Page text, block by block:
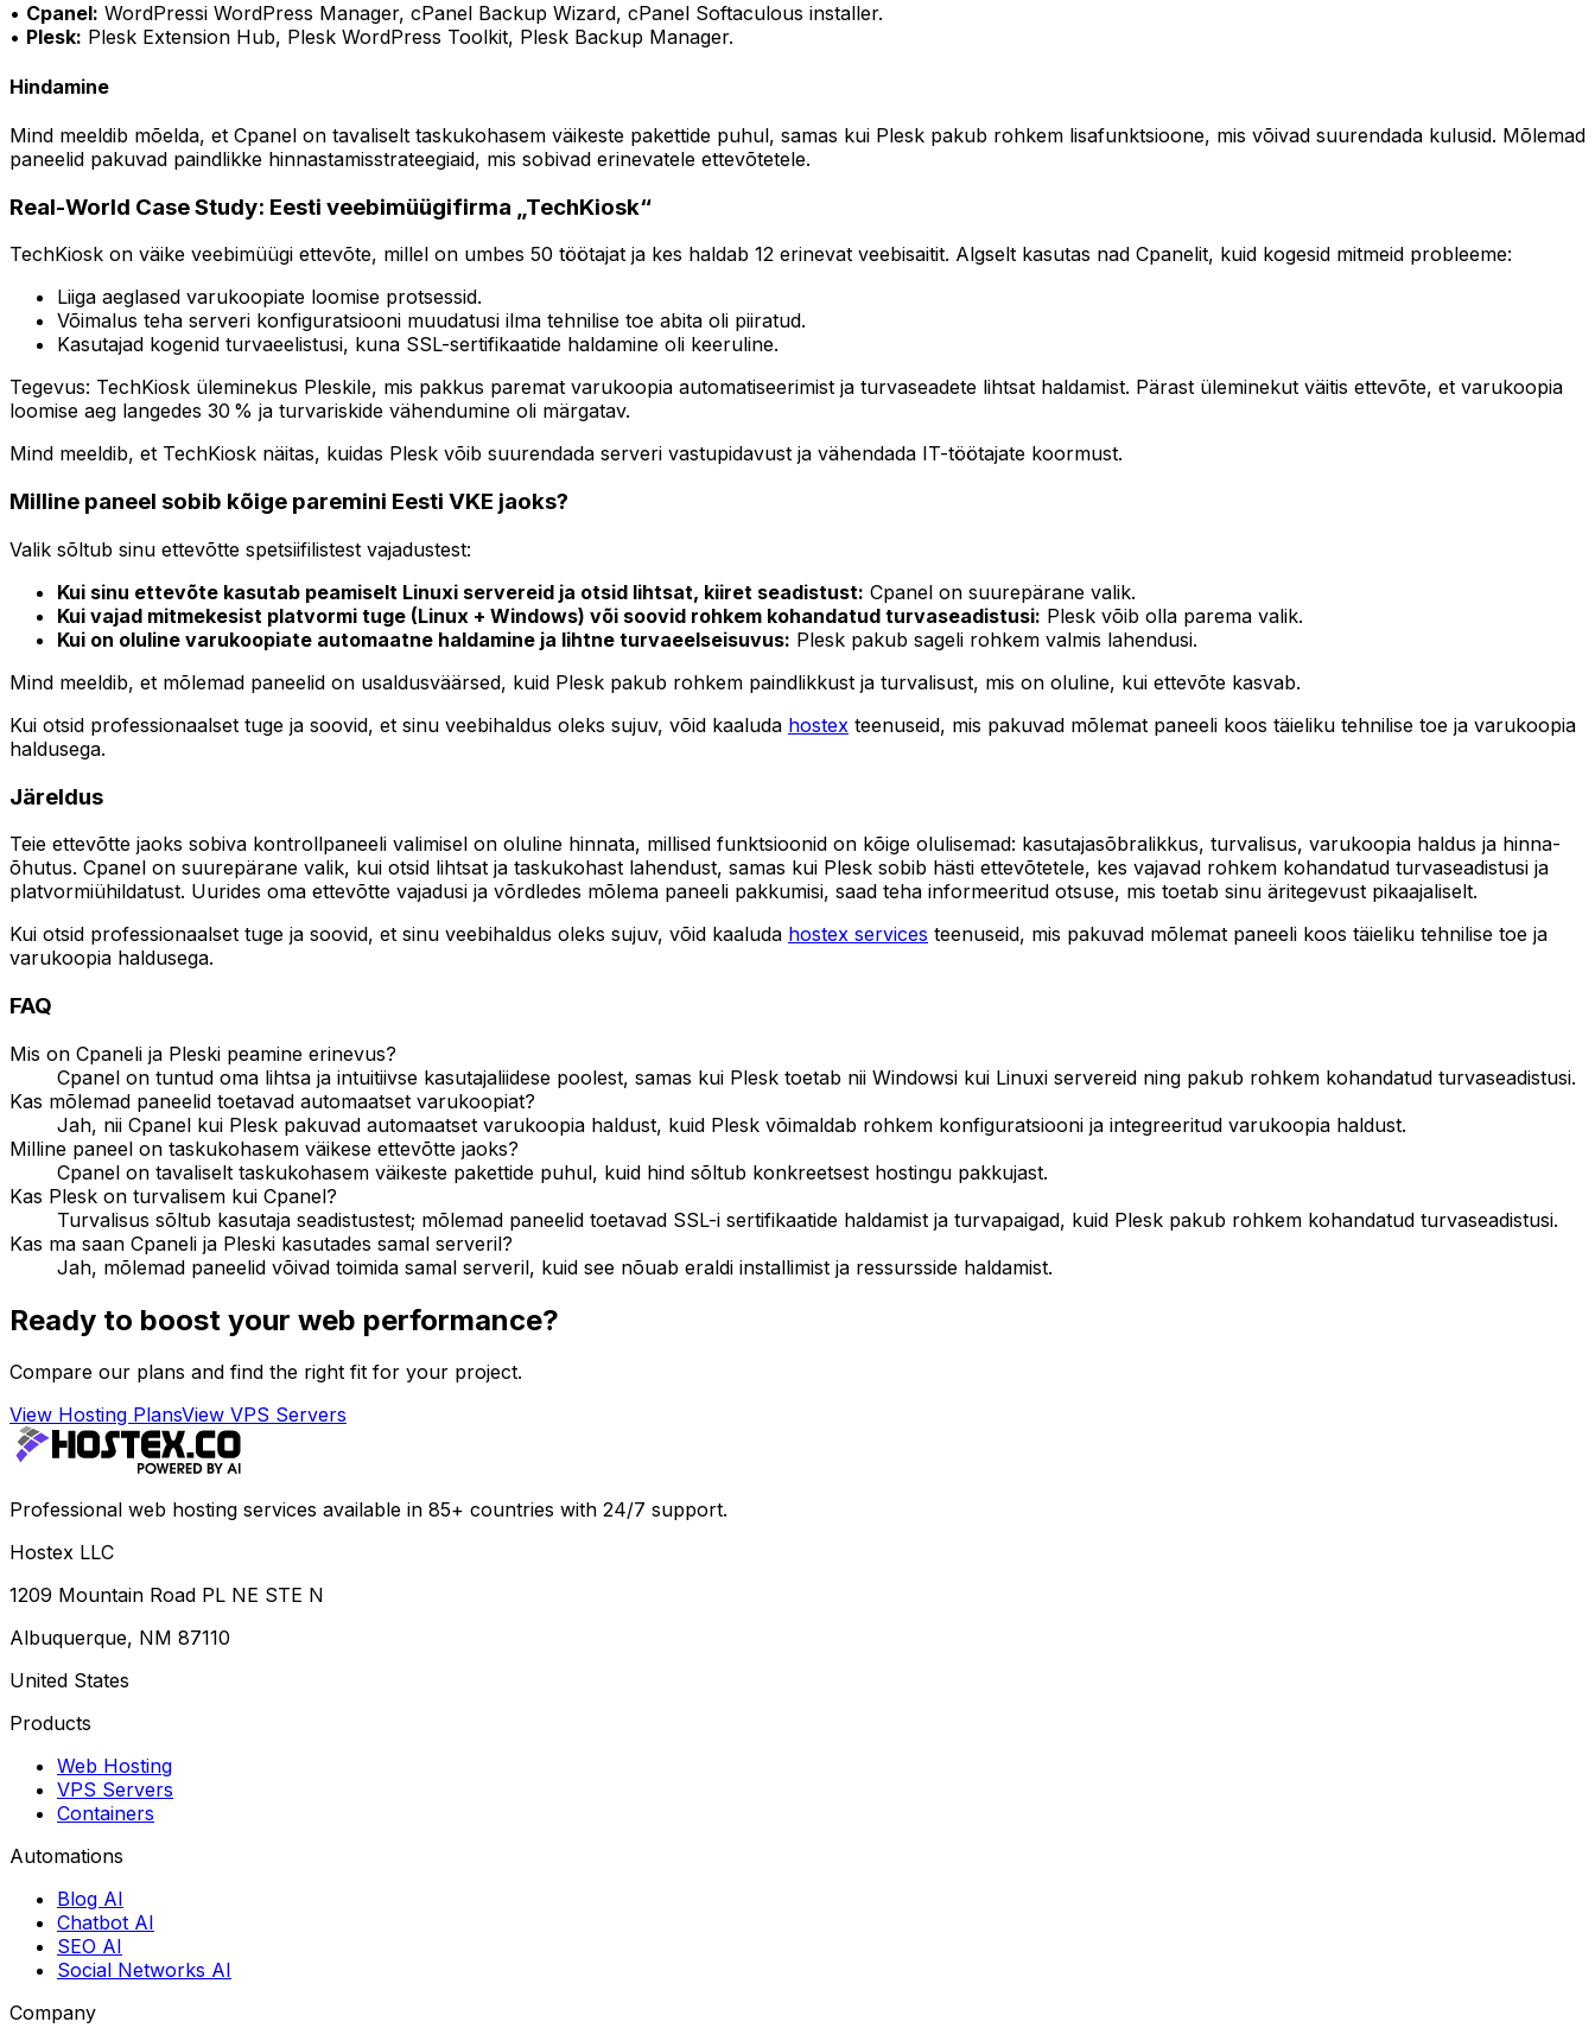
• Cpanel: WordPressi WordPress Manager, cPanel Backup Wizard, cPanel Softaculous installer.
• Plesk: Plesk Extension Hub, Plesk WordPress Toolkit, Plesk Backup Manager.
Hindamine
Mind meeldib mõelda, et Cpanel on tavaliselt taskukohasem väikeste pakettide puhul, samas kui Plesk pakub rohkem lisafunktsioone, mis võivad suurendada kulusid. Mõlemad
paneelid pakuvad paindlikke hinnastamisstrateegiaid, mis sobivad erinevatele ettevõtetele.
Real-World Case Study: Eesti veebimüügifirma „TechKiosk“
TechKiosk on väike veebimüügi ettevõte, millel on umbes 50 töötajat ja kes haldab 12 erinevat veebisaitit. Algselt kasutas nad Cpanelit, kuid kogesid mitmeid probleeme:
Liiga aeglased varukoopiate loomise protsessid.
Võimalus teha serveri konfiguratsiooni muudatusi ilma tehnilise toe abita oli piiratud.
Kasutajad kogenid turvaeelistusi, kuna SSL-sertifikaatide haldamine oli keeruline.
Tegevus: TechKiosk üleminekus Pleskile, mis pakkus paremat varukoopia automatiseerimist ja turvaseadete lihtsat haldamist. Pärast üleminekut väitis ettevõte, et varukoopia
loomise aeg langedes 30 % ja turvariskide vähendumine oli märgatav.
Mind meeldib, et TechKiosk näitas, kuidas Plesk võib suurendada serveri vastupidavust ja vähendada IT-töötajate koormust.
Milline paneel sobib kõige paremini Eesti VKE jaoks?
Valik sõltub sinu ettevõtte spetsiifilistest vajadustest:
Kui sinu ettevõte kasutab peamiselt Linuxi servereid ja otsid lihtsat, kiiret seadistust: Cpanel on suurepärane valik.
Kui vajad mitmekesist platvormi tuge (Linux + Windows) või soovid rohkem kohandatud turvaseadistusi: Plesk võib olla parema valik.
Kui on oluline varukoopiate automaatne haldamine ja lihtne turvaeelseisuvus: Plesk pakub sageli rohkem valmis lahendusi.
Mind meeldib, et mõlemad paneelid on usaldusväärsed, kuid Plesk pakub rohkem paindlikkust ja turvalisust, mis on oluline, kui ettevõte kasvab.
Kui otsid professionaalset tuge ja soovid, et sinu veebihaldus oleks sujuv, võid kaaluda hostex teenuseid, mis pakuvad mõlemat paneeli koos täieliku tehnilise toe ja varukoopia
haldusega.
Järeldus
Teie ettevõtte jaoks sobiva kontrollpaneeli valimisel on oluline hinnata, millised funktsioonid on kõige olulisemad: kasutajasõbralikkus, turvalisus, varukoopia haldus ja hinna-
õhutus. Cpanel on suurepärane valik, kui otsid lihtsat ja taskukohast lahendust, samas kui Plesk sobib hästi ettevõtetele, kes vajavad rohkem kohandatud turvaseadistusi ja
platvormiühildatust. Uurides oma ettevõtte vajadusi ja võrdledes mõlema paneeli pakkumisi, saad teha informeeritud otsuse, mis toetab sinu äritegevust pikaajaliselt.
Kui otsid professionaalset tuge ja soovid, et sinu veebihaldus oleks sujuv, võid kaaluda hostex services teenuseid, mis pakuvad mõlemat paneeli koos täieliku tehnilise toe ja
varukoopia haldusega.
FAQ
Mis on Cpaneli ja Pleski peamine erinevus?
Cpanel on tuntud oma lihtsa ja intuitiivse kasutajaliidese poolest, samas kui Plesk toetab nii Windowsi kui Linuxi servereid ning pakub rohkem kohandatud turvaseadistusi.
Kas mõlemad paneelid toetavad automaatset varukoopiat?
Jah, nii Cpanel kui Plesk pakuvad automaatset varukoopia haldust, kuid Plesk võimaldab rohkem konfiguratsiooni ja integreeritud varukoopia haldust.
Milline paneel on taskukohasem väikese ettevõtte jaoks?
Cpanel on tavaliselt taskukohasem väikeste pakettide puhul, kuid hind sõltub konkreetsest hostingu pakkujast.
Kas Plesk on turvalisem kui Cpanel?
Turvalisus sõltub kasutaja seadistustest; mõlemad paneelid toetavad SSL-i sertifikaatide haldamist ja turvapaigad, kuid Plesk pakub rohkem kohandatud turvaseadistusi.
Kas ma saan Cpaneli ja Pleski kasutades samal serveril?
Jah, mõlemad paneelid võivad toimida samal serveril, kuid see nõuab eraldi installimist ja ressursside haldamist.
Ready to boost your web performance?
Compare our plans and find the right fit for your project.
View Hosting PlansView VPS Servers
Professional web hosting services available in 85+ countries with 24/7 support.
Hostex LLC
1209 Mountain Road PL NE STE N
Albuquerque, NM 87110
United States
Products
Web Hosting
VPS Servers
Containers
Automations
Blog AI
Chatbot AI
SEO AI
Social Networks AI
Company